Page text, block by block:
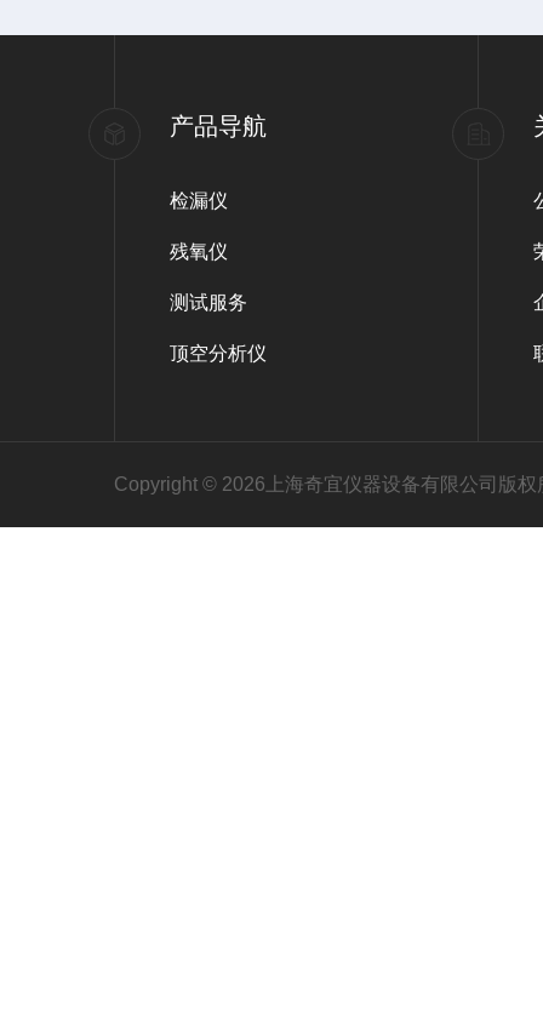
产品导航
检漏仪
残氧仪
测试服务
顶空分析仪
Copyright © 2026上海奇宜仪器设备有限公司版